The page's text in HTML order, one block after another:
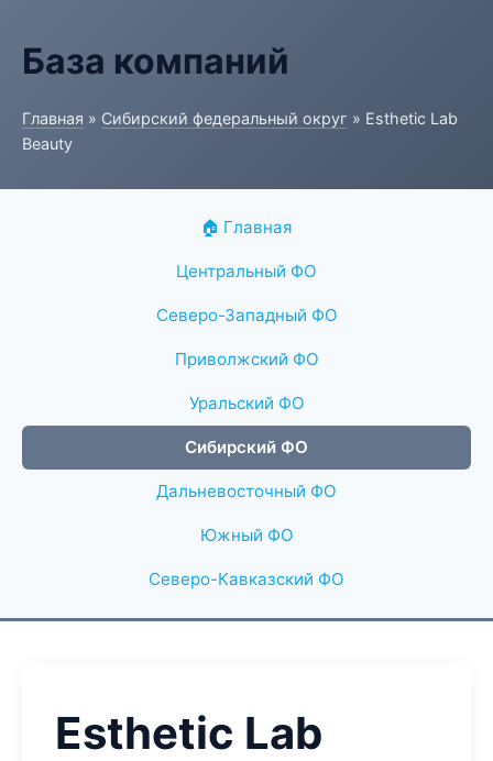
База компаний
Главная » Сибирский федеральный округ » Esthetic Lab
Beauty
🏠 Главная
Центральный ФО
Северо-Западный ФО
Приволжский ФО
Уральский ФО
Сибирский ФО
Дальневосточный ФО
Южный ФО
Северо-Кавказский ФО
Esthetic Lab